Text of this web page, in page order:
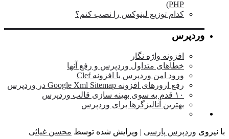
کدام توزیع لینوکس را نصب کنم؟
وردپرس
افزونه واژه نگار
خطاهای متداول وردپرس و رفع آنها
ورود امن وردپرس با افزونه Clef
رفع ارورهای افزونه Google Xml Sitemap در وردپرس
۱۰ قدم به سوی بهینه سازی قالب وردپرس
بهترین آنالیزگرها برای وردپرس
وردپرس پارسی| ویرایش شده توسطمحسن غیاثی